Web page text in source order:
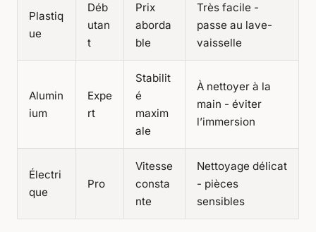
Plastiq
ue
Déb
utan
t
Prix
aborda
ble
Très facile -
passe au lave-
vaisselle
Alumin
ium
Expe
rt
Stabilit
é
maxim
ale
À nettoyer à la
main - éviter
l’immersion
Électri
que
Pro
Vitesse
consta
nte
Nettoyage délicat
- pièces
sensibles